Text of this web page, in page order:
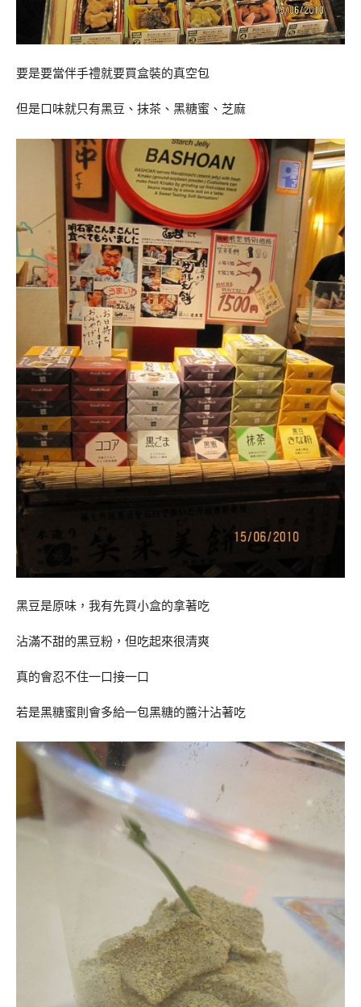
要是要當伴手禮就要買盒裝的真空包
但是口味就只有黑豆、抹茶、黑糖蜜、芝麻
黑豆是原味，我有先買小盒的拿著吃
沾滿不甜的黑豆粉，但吃起來很清爽
真的會忍不住一口接一口
若是黑糖蜜則會多給一包黑糖的醬汁沾著吃